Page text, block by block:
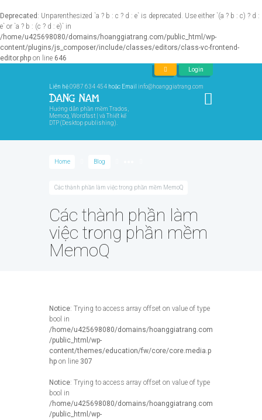
Deprecated : Unparenthesized `a ? b : c ? d : e` is deprecated. Use either `(a ? b : c) ? d :
e` or `a ? b : (c ? d : e)` in
/home/u425698080/domains/hoanggiatrang.com/public_html/wp-
content/plugins/js_composer/include/classes/editors/class-vc-frontend-
editor.php on line 646
Login
Liên hệ0987 634 454 hoặc Email info@hoanggiatrang.com
Hướng dẫn phần mềm Trados,
Memoq, Wordfast | và Thiết kế
DTP (Desktop publishing).
Home Blog
Các thành phần làm việc trong phần mềm MemoQ
Các thành phần làm
việc trong phần mềm
MemoQ
Notice: Trying to access array offset on value of type
bool in
/home/u425698080/domains/hoanggiatrang.com
/public_html/wp-
content/themes/education/fw/core/core.media.p
hp on line 307
Notice: Trying to access array offset on value of type
bool in
/home/u425698080/domains/hoanggiatrang.com
/public_html/wp-